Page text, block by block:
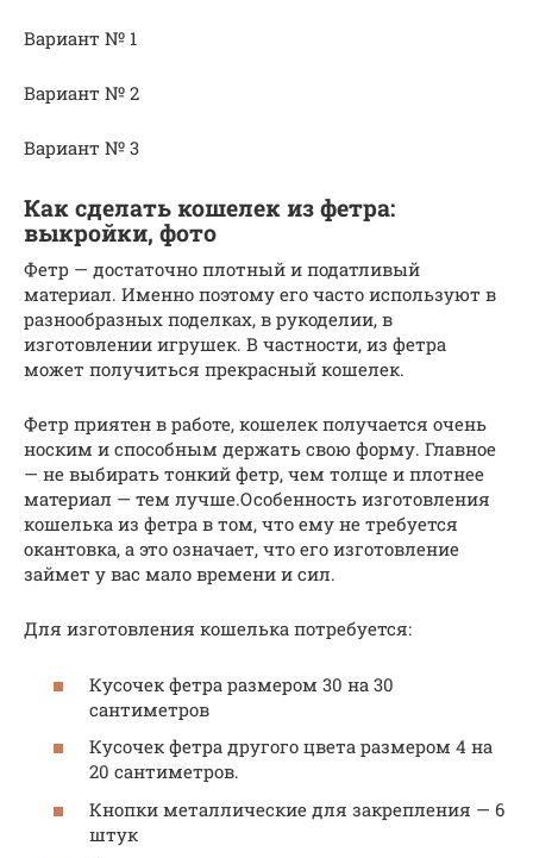
Вариант № 1
Вариант № 2
Вариант № 3
Как сделать кошелек из фетра:
выкройки, фото
Фетр — достаточно плотный и податливый
материал. Именно поэтому его часто используют в
разнообразных поделках, в рукоделии, в
изготовлении игрушек. В частности, из фетра
может получиться прекрасный кошелек.
Фетр приятен в работе, кошелек получается очень
носким и способным держать свою форму. Главное
— не выбирать тонкий фетр, чем толще и плотнее
материал — тем лучше.Особенность изготовления
кошелька из фетра в том, что ему не требуется
окантовка, а это означает, что его изготовление
займет у вас мало времени и сил.
Для изготовления кошелька потребуется:
Кусочек фетра размером 30 на 30
сантиметров
Кусочек фетра другого цвета размером 4 на
20 сантиметров.
Кнопки металлические для закрепления — 6
штук